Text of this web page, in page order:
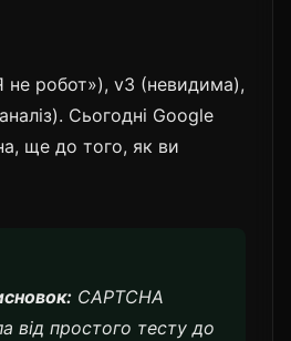
не робот»), v3 (невидима),
Сьогодні Google
ще до того, як ви
CAPTCHA
від простого тесту до